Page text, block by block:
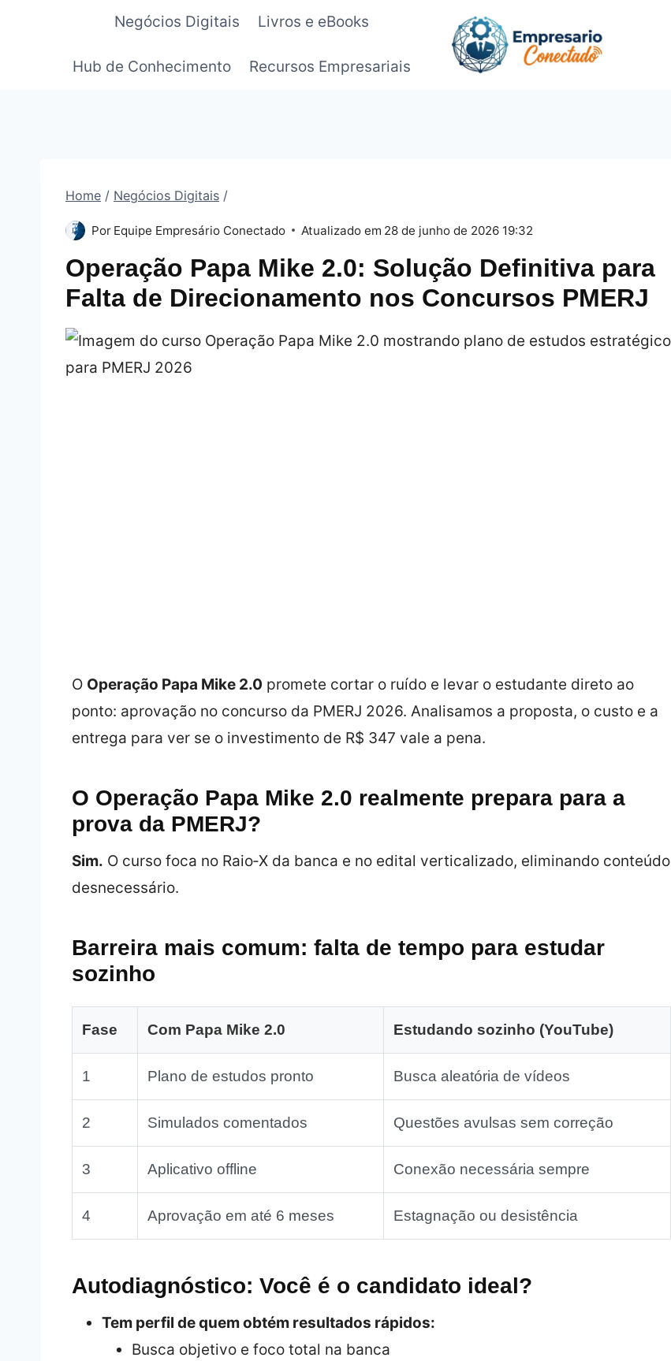
Negócios Digitais Livros e eBooks
Hub de Conhecimento Recursos Empresariais
Home / Negócios Digitais /
Por Equipe Empresário Conectado Atualizado em 28 de junho de 2026 19:32
Operação Papa Mike 2.0: Solução Definitiva para
Falta de Direcionamento nos Concursos PMERJ
O Operação Papa Mike 2.0 promete cortar o ruído e levar o estudante direto ao
ponto: aprovação no concurso da PMERJ 2026. Analisamos a proposta, o custo e a
entrega para ver se o investimento de R$ 347 vale a pena.
O Operação Papa Mike 2.0 realmente prepara para a
prova da PMERJ?
Sim. O curso foca no Raio‑X da banca e no edital verticalizado, eliminando conteúdo
desnecessário.
Barreira mais comum: falta de tempo para estudar
sozinho
Fase Com Papa Mike 2.0 Estudando sozinho (YouTube)
1 Plano de estudos pronto Busca aleatória de vídeos
2 Simulados comentados Questões avulsas sem correção
3 Aplicativo offline Conexão necessária sempre
4 Aprovação em até 6 meses Estagnação ou desistência
Autodiagnóstico: Você é o candidato ideal?
Tem perfil de quem obtém resultados rápidos:
Busca objetivo e foco total na banca